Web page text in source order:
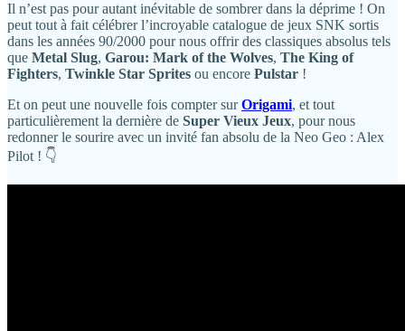
Il n’est pas pour autant inévitable de sombrer dans la déprime ! On
peut tout à fait célébrer l’incroyable catalogue de jeux SNK sortis
dans les années 90/2000 pour nous offrir des classiques absolus tels
que Metal Slug, Garou: Mark of the Wolves, The King of
Fighters, Twinkle Star Sprites ou encore Pulstar !
Et on peut une nouvelle fois compter surOrigami, et tout
particulièrement la dernière de Super Vieux Jeux, pour nous
redonner le sourire avec un invité fan absolu de la Neo Geo : Alex
Pilot ! 👇